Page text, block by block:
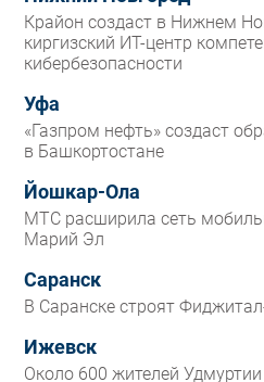
Крайон создаст в Нижнем
киргизский ИТ-центр
кибербезопасности
Уфа
«Газпром нефть» создаст
в Башкортостане
Йошкар-Ола
МТС расширила сеть
Марий Эл
Саранск
В Саранске строят
Ижевск
Около 600 жителей